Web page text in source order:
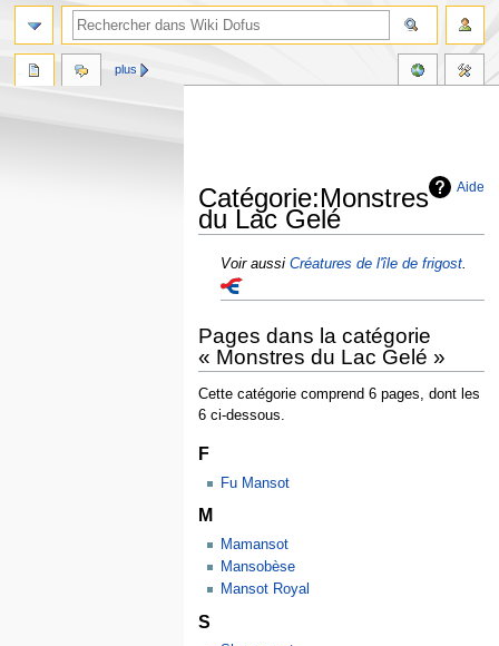
Aide
Catégorie:Monstres
du Lac Gelé
Aller
navigation
Aller
recherche
Voir aussiCréatures de l'île de frigost.
Pages dans la catégorie
« Monstres du Lac Gelé »
Cette catégorie comprend 6 pages, dont les
6 ci-dessous.
F
Fu Mansot
M
Mamansot
Mansobèse
Mansot Royal
S
plus